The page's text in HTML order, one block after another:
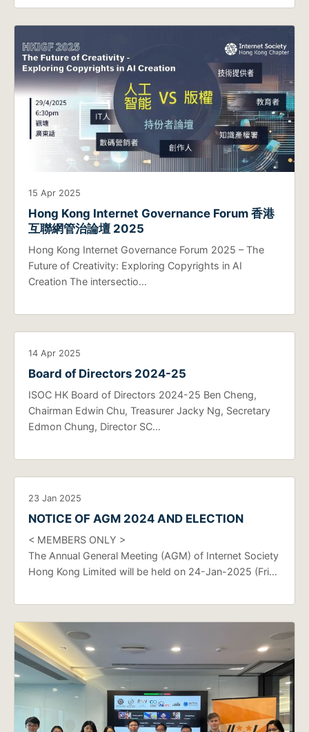
15 Apr 2025
Hong Kong Internet Governance Forum 香港
互聯網管治論壇 2025
Hong Kong Internet Governance Forum 2025 – The
Future of Creativity: Exploring Copyrights in AI
Creation The intersectio…
14 Apr 2025
Board of Directors 2024-25
ISOC HK Board of Directors 2024-25 Ben Cheng,
Chairman Edwin Chu, Treasurer Jacky Ng, Secretary
Edmon Chung, Director SC…
23 Jan 2025
NOTICE OF AGM 2024 AND ELECTION
< MEMBERS ONLY >
The Annual General Meeting (AGM) of Internet Society
Hong Kong Limited will be held on 24-Jan-2025 (Fri…